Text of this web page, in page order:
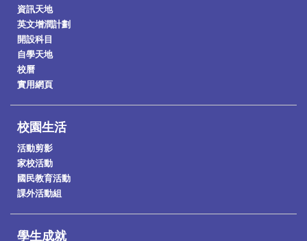
資訊天地
英文增潤計劃
開設科目
自學天地
校曆
實用網頁
校園生活
活動剪影
家校活動
國民教育活動
課外活動組
學生成就